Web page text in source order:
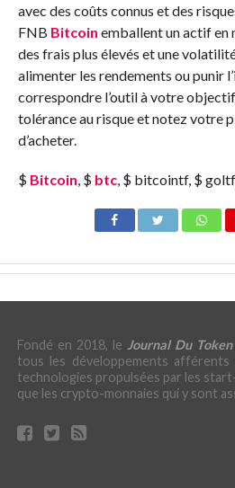
avec des coûts connus et des
FNB Bitcoin emballent un actif en
des frais plus élevés et une
alimenter les rendements ou punir
correspondre l’outil à votre
tolérance au risque et notez votre
d’acheter.
$ Bitcoin , $ btc, $ bitcointf, $
Fondé en 2018, le Journal Du Token
tous les développements
technologies propulsées par les
que les crypto-monnaies qui y sont